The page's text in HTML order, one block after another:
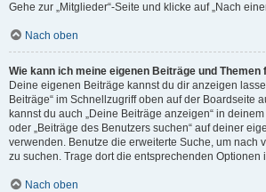
Gehe zur „Mitglieder“-Seite und klicke auf „Nach
Nach oben
Wie kann ich meine eigenen Beiträge und Themen
Deine eigenen Beiträge kannst du dir anzeigen
Beiträge“ im Schnellzugriff oben auf der Boardseite
kannst du auch „Deine Beiträge anzeigen“ in
oder „Beiträge des Benutzers suchen“ auf deiner
verwenden. Benutze die erweiterte Suche, um nach
zu suchen. Trage dort die entsprechenden Optionen
Nach oben